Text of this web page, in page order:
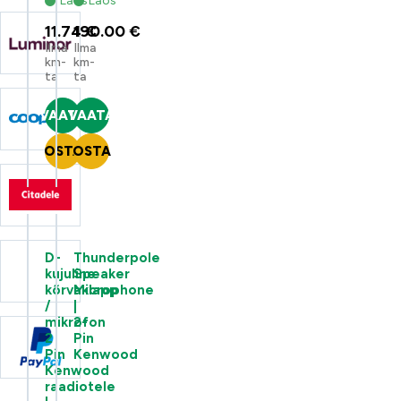
11.74€
Ilma
km-
ta
VAATA
OSTA
190.00€
Ilma
km-
ta
VAATA
OSTA
D-
kujuline
kõrvaklapp
/
mikrofon
2
Pin
Kenwood
raadiotele
Thunderpole
Speaker
Microphone
|
2-
Pin
Kenwood